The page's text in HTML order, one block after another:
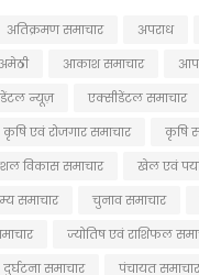
अतिक्रमण समाचार अपराध
अमेठी आकाश समाचार
न्यूज़ एक्सीडेंटल समाचार
कृषि एवं रोजगार समाचार
कृषि
विकास समाचार
खेल एवं
समाचार चुनाव समाचार
ज्योतिष एवं राशिफल
दुर्घटना समाचार
पंचायत समाचार